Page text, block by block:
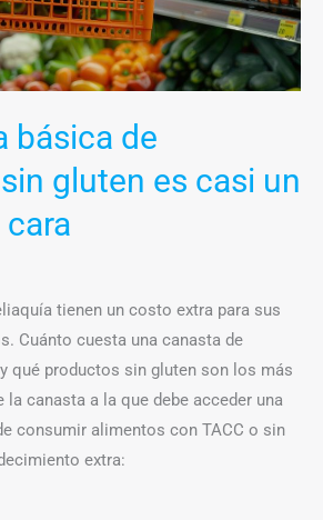
básica de
gluten es casi un
cara
tienen un costo extra para sus
Cuánto cuesta una canasta de
qué productos sin gluten son los más
canasta a la que debe acceder una
consumir alimentos con TACC o sin
extra: